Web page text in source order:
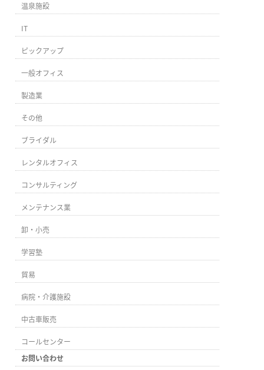
温泉施設
IT
ピックアップ
一般オフィス
製造業
その他
ブライダル
レンタルオフィス
コンサルティング
メンテナンス業
卸・小売
学習塾
貿易
病院・介護施設
中古車販売
コールセンター
お問い合わせ